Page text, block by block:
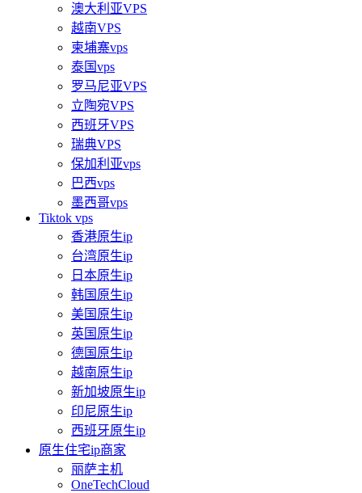
澳大利亚VPS
越南VPS
柬埔寨vps
泰国vps
罗马尼亚VPS
立陶宛VPS
西班牙VPS
瑞典VPS
保加利亚vps
巴西vps
墨西哥vps
Tiktok vps
香港原生ip
台湾原生ip
日本原生ip
韩国原生ip
美国原生ip
英国原生ip
德国原生ip
越南原生ip
新加坡原生ip
印尼原生ip
西班牙原生ip
原生住宅ip商家
丽萨主机
OneTechCloud